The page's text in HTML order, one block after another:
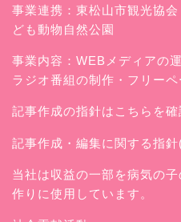
事業連携：東松山市観光協
ども動物自然公園
事業内容：WEBメディアの
ラジオ番組の制作・フリー
記事作成の指針はこちらを確
記事作成・編集に関する指
当社は収益の一部を病気の
作りに使用しています。